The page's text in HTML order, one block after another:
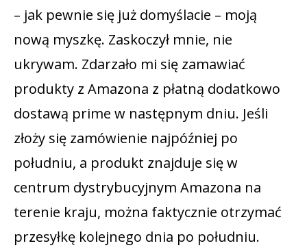
– jak pewnie się już domyślacie – moją
nową myszkę. Zaskoczył mnie, nie
ukrywam. Zdarzało mi się zamawiać
produkty z Amazona z płatną dodatkowo
dostawą prime w następnym dniu. Jeśli
złoży się zamówienie najpóźniej po
południu, a produkt znajduje się w
centrum dystrybucyjnym Amazona na
terenie kraju, można faktycznie otrzymać
przesyłkę kolejnego dnia po południu.